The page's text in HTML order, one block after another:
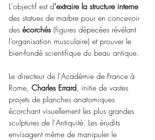
L'objectif est d'extraire la structure interne
des statues de marbre pour en concevoir
des écorchés (figures dépecées révélant
l’organisation musculaire) et prouver le
bien-fondé scientifique du beau antique.
Le directeur de l'Académie de France à
Rome, Charles Errard, initie de vastes
projets de planches anatomiques
écorchant visuellement les plus grandes
sculptures de l'Antiquité. Les érudits
envisagent même de manipuler le